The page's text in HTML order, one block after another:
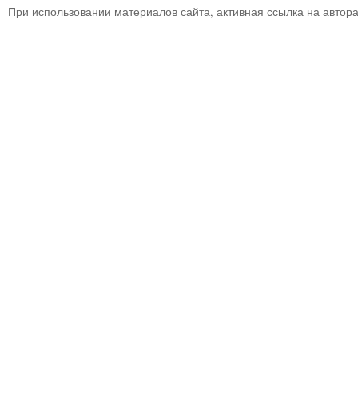
При использовании материалов сайта, активная ссылка на